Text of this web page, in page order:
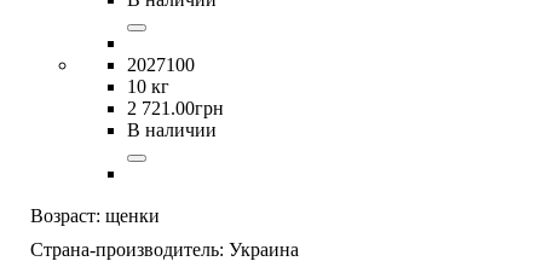
2027100
10 кг
2 721 .00грн
В наличии
Возраст: щенки
Страна-производитель: Украина